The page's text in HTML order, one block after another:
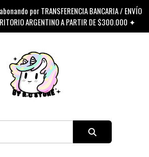
por TRANSFERENCIA BANCARIA / ENVÍO
ARGENTINO A PARTIR DE $300.000 ✦